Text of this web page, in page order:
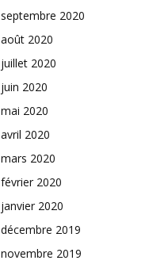
septembre 2020
août 2020
juillet 2020
juin 2020
mai 2020
avril 2020
mars 2020
février 2020
janvier 2020
décembre 2019
novembre 2019